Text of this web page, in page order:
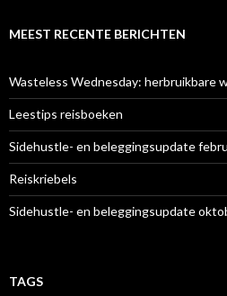
MEEST RECENTE BERICHTEN
Wasteless Wednesday: herbruikbare
Leestips reisboeken
Sidehustle- en beleggingsupdate
Reiskriebels
Sidehustle- en beleggingsupdate
TAGS